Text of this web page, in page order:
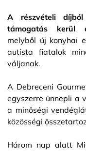
A részvételi díjból
támogatás kerül
melyből új konyhai
autista fiatalok
váljanak.
A Debreceni
egyszerre ünnepli a
a minőségi
közösségi
Három nap alatt